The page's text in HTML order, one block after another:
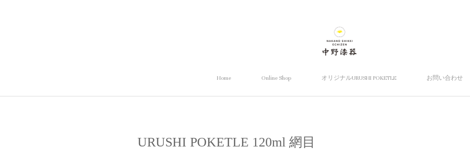
Home Online Shop オリジナルURUSHI POKETLE お問い合わせ
URUSHI POKETLE 120ml 網目